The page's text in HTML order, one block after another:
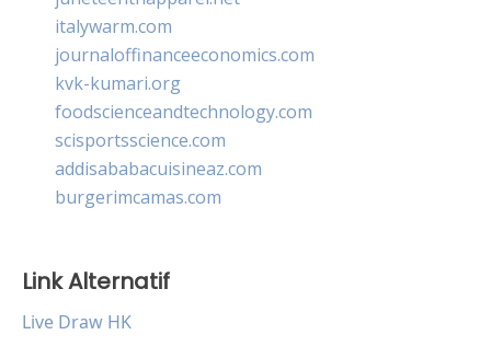
italywarm.com
journaloffinanceeconomics.com
kvk-kumari.org
foodscienceandtechnology.com
scisportsscience.com
addisababacuisineaz.com
burgerimcamas.com
Link Alternatif
Live Draw HK